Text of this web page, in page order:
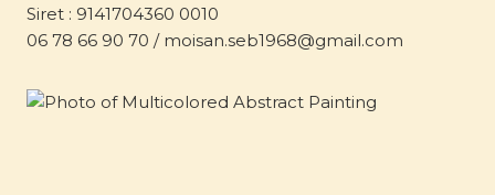
Siret : 9141704360 0010
06 78 66 90 70 / moisan.seb1968@gmail.com